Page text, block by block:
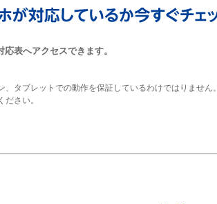
表へアクセスできます。
タブレットでの動作を保証しているわけではりません。
さい。